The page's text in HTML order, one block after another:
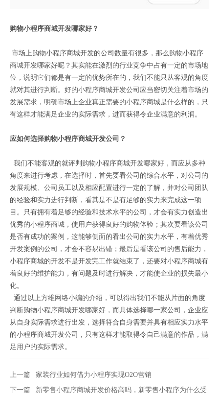
购物小程序商城开发哪家好 ？
市场上购物小程序商城开发的公司数量有很多，那么购物小程序
商城开发哪家好呢？其实能在激烈的行业竞争中占有一定的市场地
位，说明它们都是有一定的优势所在的，我们不能只从客观的角度
就对其进行判断。好的小程序商城开发公司应当密切关注着市场的
发展需求，明确市场上企业真正需要的小程序商城是什么样的，只
有这样才能满足企业的实际需求，进而获得令企业满意的利润。
应如何选择购物小程序商城开发公司 ？
我们不能客观的就评判购物小程序商城开发哪家好，而应从多种
角度来进行考虑，在选择时，首先要看公司的综合水平，对公司的
发展规模、公司员工以及相应配置进行一定的了解，并对公司团队
的经验和实力进行判断，看其是不是有足够的实力来完成这一项
目。只有拥有着足够的经验和技术水平的公司，才会有实力创造出
优秀的小程序商城，使用户获得良好的购物体验；其次要看该公司
是否有成功的案例，这能够侧面的看出公司的实力水平，有着优秀
开发案例的公司，才会不容易出错；最后是看该公司的售后能力，
小程序商城的开发不是开发完工作就结束了，还要对小程序商城有
着良好的维护能力，有问题及时进行解决，才能使企业的损失最小
化。
通过以上方维网络小编的介绍，可以得出我们不能从片面的角度
判断购物小程序商城开发哪家好，而具体选择哪一家公司，企业应
从自身实际需求进行出发，选择符合自身需要并具有相应实力水平
的小程序商城开发公司，只有这样才能取得令自己满意的作品，满
足用户的实际需求。
上一篇 | 家装行业如何借力小程序实现O2O营销
下一篇 | 新零售小程序商城开发价格高吗，新零售小程序为什么受